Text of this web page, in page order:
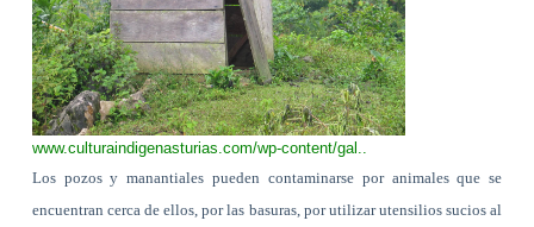
www.culturaindigenasturias.com/wp-content/gal..
Los pozos y manantiales pueden contaminarse por animales que se
encuentran cerca de ellos, por las basuras, por utilizar utensilios sucios al